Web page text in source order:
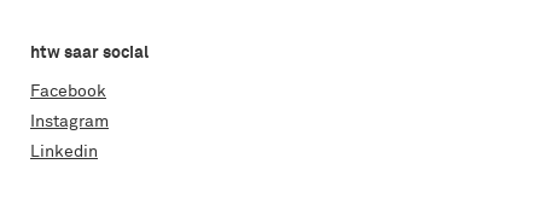
htw saar social
Facebook
Instagram
Linkedin